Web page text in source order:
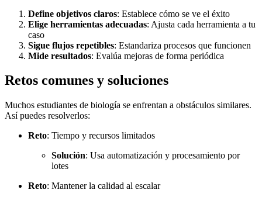
Define objetivos claros: Establece cómo se ve el éxito
Elige herramientas adecuadas: Ajusta cada herramienta a tu
caso
Sigue flujos repetibles: Estandariza procesos que funcionen
Mide resultados: Evalúa mejoras de forma periódica
Retos comunes y soluciones
Muchos estudiantes de biología se enfrentan a obstáculos similares.
Así puedes resolverlos:
Reto: Tiempo y recursos limitados
Solución: Usa automatización y procesamiento por
lotes
Reto: Mantener la calidad al escalar